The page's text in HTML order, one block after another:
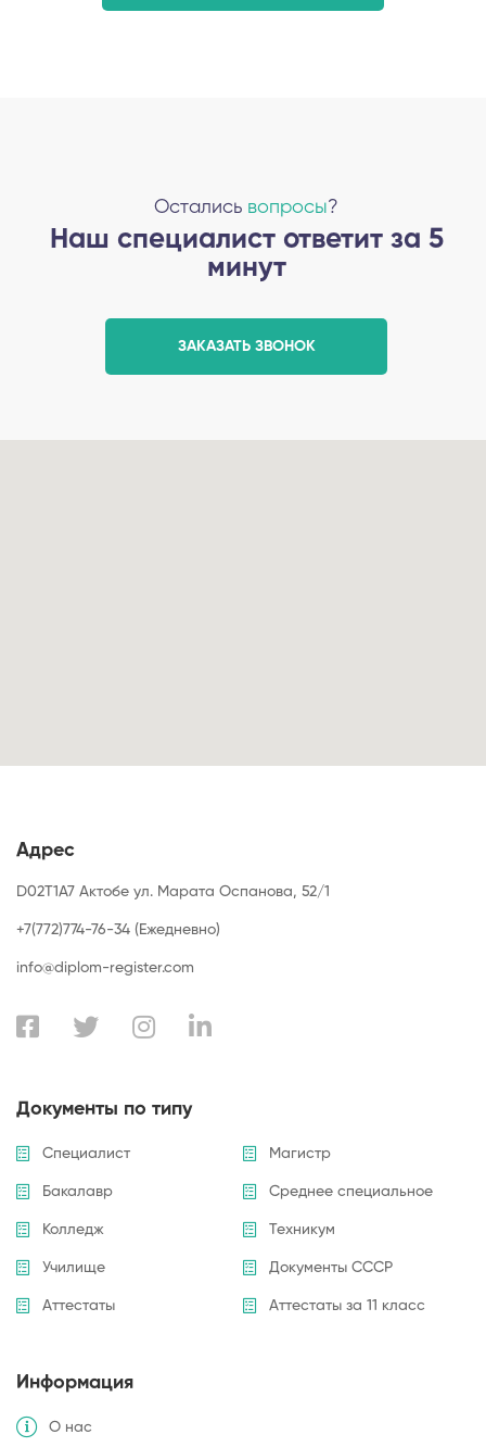
Остались вопросы?
Наш специалист ответит за 5
минут
ЗАКАЗАТЬ ЗВОНОК
Адрес
D02T1A7 Актобе ул. Марата Оспанова, 52/1
+7(772)774-76-34 (Ежедневно)
info@diplom-register.com
Документы по типу
Специалист Магистр
Бакалавр Среднее специальное
Колледж Техникум
Училище Документы СССР
Аттестаты Аттестаты за 11 класс
Информация
О нас